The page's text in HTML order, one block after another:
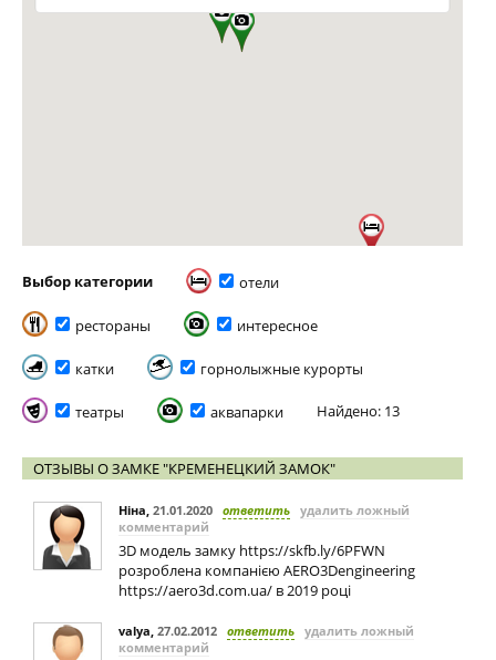
Выбор категории отели
рестораны интересное
катки горнолыжные курорты
театры аквапарки Найдено: 13
ОТЗЫВЫ О ЗАМКЕ "КРЕМЕНЕЦКИЙ ЗАМОК"
Ніна, 21.01.2020 ответить удалить ложный
комментарий
3D модель замку https://skfb.ly/6PFWN
розроблена компанією AERO3Dengineering
https://aero3d.com.ua/ в 2019 році
valya, 27.02.2012 ответить удалить ложный
комментарий